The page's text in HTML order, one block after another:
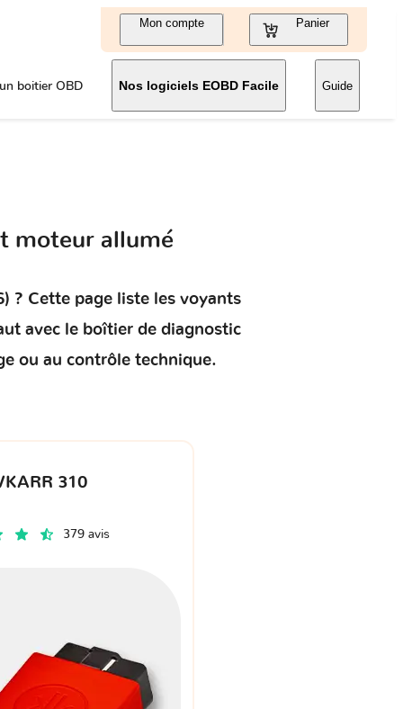
Mon compte Panier
boitier OBD Nos logiciels EOBD Facile Guide
moteur allumé
? Cette page liste les voyants
avec le boîtier de diagnostic
ou au contrôle technique.
310
379 avis